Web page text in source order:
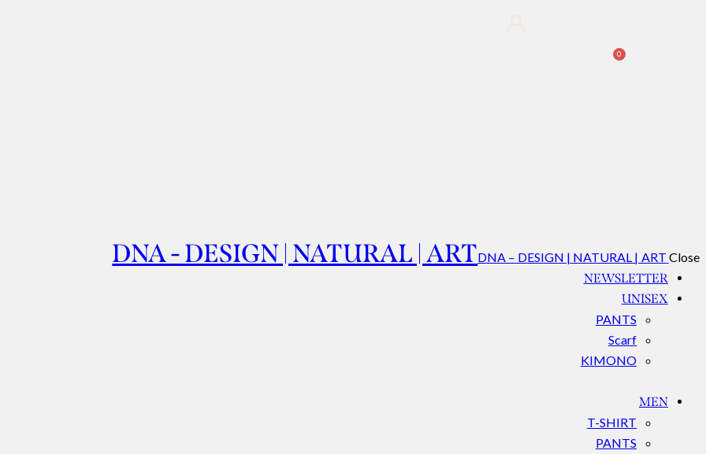
0
DNA - DESIGN | NATURAL | ARTDNA – DESIGN | NATURAL | ART Close
NEWSLETTER
UNISEX
PANTS
Scarf
KIMONO
MEN
T-SHIRT
PANTS